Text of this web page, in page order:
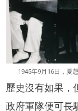
1945年9月16日，夏
歷史沒有如果，
政府軍隊便可長